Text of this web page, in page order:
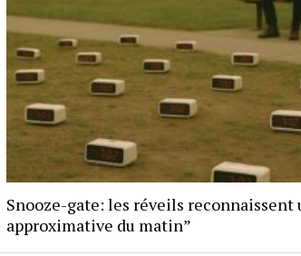
Snooze-gate: les réveils reconnaissent
approximative du matin”